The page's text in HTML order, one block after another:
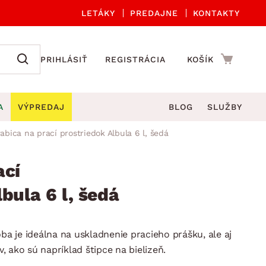
LETÁKY PREDAJNE KONTAKTY
PRIHLÁSIŤ REGISTRÁCIA KOŠÍK
Kúpeľňové doplnky
Zobrazit vše
stoličky a kreslá
lavice
hojdačky
lehátka
VÝPREDAJ BLOG SLUŽBY
na prací prostriedok Albula 6 l, šedá
6 l, šedá
je ideálna na uskladnenie pracieho prášku, ale aj
ako sú napríklad štipce na bielizeň.